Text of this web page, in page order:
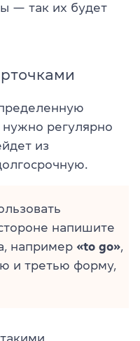
— так их будет
регулярно
из
напишите
например «to go»,
и третью форму,